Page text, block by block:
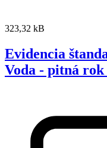
323,32 kB
Evidencia
Voda - pitná rok